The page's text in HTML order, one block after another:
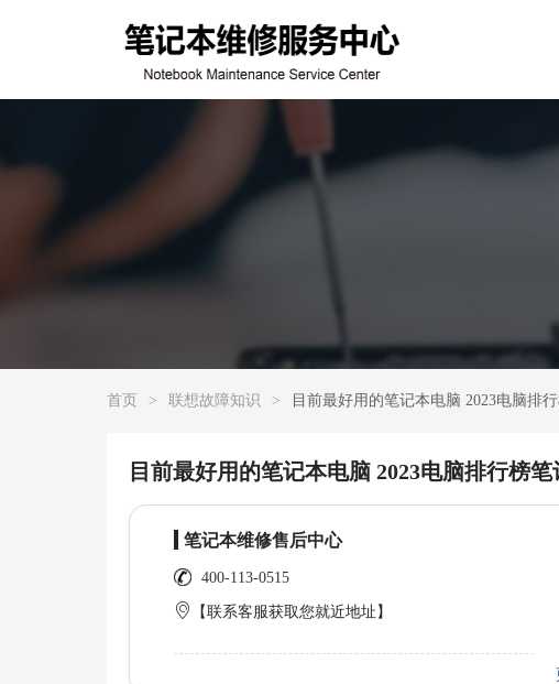
首页 > 联想故障知识 > 目前最好用的笔记本电脑 2023电脑排
目前最好用的笔记本电脑 2023电脑排行榜笔
笔记本维修售后中心
400-113-0515
【联系客服获取您就近地址】